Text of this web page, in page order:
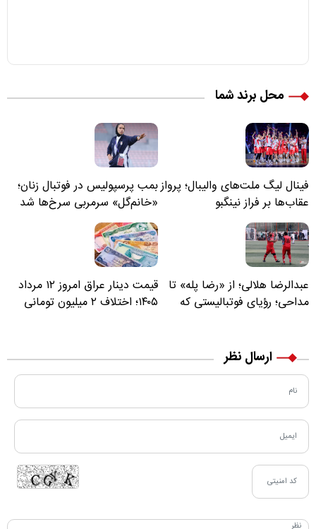
محل برند شما
فینال لیگ ملت‌های والیبال؛ پرواز
عقاب‌ها بر فراز نینگبو
بمب پرسپولیس در فوتبال زنان؛
«خانم‌گل» سرمربی سرخ‌ها شد
عبدالرضا هلالی؛ از «رضا پله» تا
مداحی؛ رؤیای فوتبالیستی که
قیمت دینار عراق امروز ۱۲ مرداد
۱۴۰۵؛ اختلاف ۲ میلیون تومانی
ارسال نظر